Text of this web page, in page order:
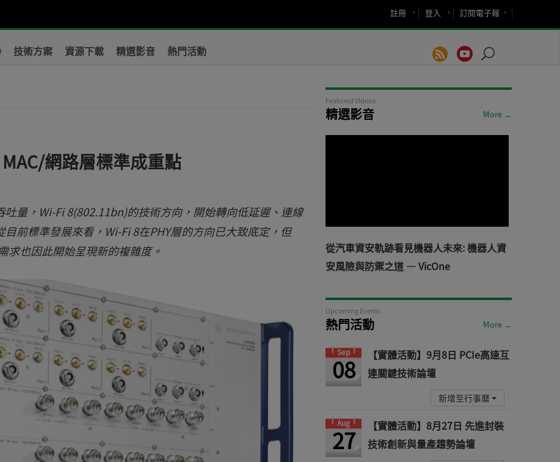
訂閱電子報
登入
註冊
技術方案 資源下載 精選影音 熱門活動
網路層標準成重點
量，Wi-Fi 8(802.11bn)的技術方向，開始轉向低延遲、連線
前標準發展來看，Wi-Fi 8在PHY層的方向已大致底定，但
求也因此開始呈現新的複雜度。
Featured Videos
精選影音 More →
從汽車資安軌跡看見機器人未來: 機器人資
安風險與防禦之道 — VicOne
Upcoming Events
熱門活動 More →
Sep
08
【實體活動】9月8日 PCIe高速互
連關鍵技術論壇
新增至行事曆
Aug
27
【實體活動】8月27日 先進封裝
技術創新與量產趨勢論壇